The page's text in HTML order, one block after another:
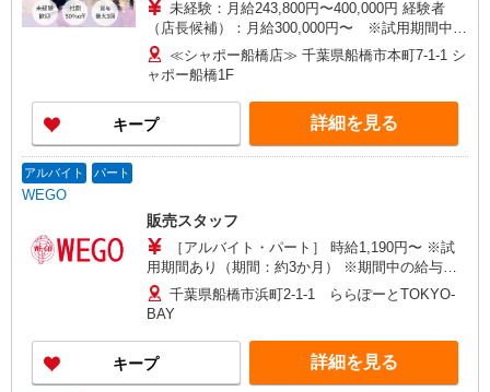
未経験：月給243,800円〜400,000円 経験者
（店長候補）：月給300,000円〜 ※試用期間中は
270,000円〜 ★固定残業手当：30,800円（月給に
含む） ※経験・能力考慮 ※固定残業時間は1ヶ月
あたり20時間、超過時は追加で残業手当支給 ※月
3万円まで交通費支給 ※試用期間（2〜3ヶ月）も
同条件 【手当】固定残業手当／資格手当／店舗職
制手当／住宅手当（実家外かつ賃貸の場合のみ別
≪シャポー船橋店≫ 千葉県船橋市本町7-1-1 シ
ャポー船橋1F
キープ 詳細を見る
アルバイト パート
WEGO
販売スタッフ
［アルバイト・パート］ 時給1,190円〜 ※試
用期間あり（期間：約3か月） ※期間中の給与：
時給1,140円
千葉県船橋市浜町2-1-1 ららぽーとTOKYO-
BAY
キープ 詳細を見る